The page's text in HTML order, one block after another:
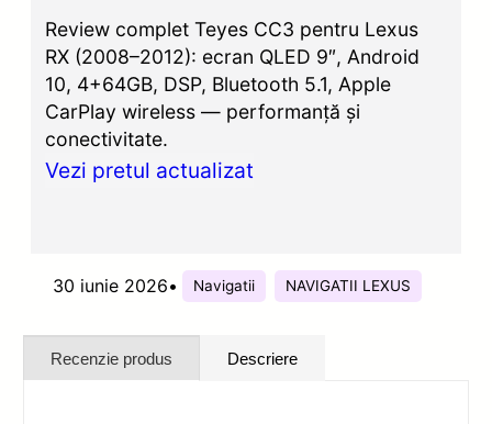
Review complet Teyes CC3 pentru Lexus
RX (2008–2012): ecran QLED 9″, Android
10, 4+64GB, DSP, Bluetooth 5.1, Apple
CarPlay wireless — performanță și
conectivitate.
Vezi pretul actualizat
30 iunie 2026• Navigatii NAVIGATII LEXUS
Recenzie produs Descriere